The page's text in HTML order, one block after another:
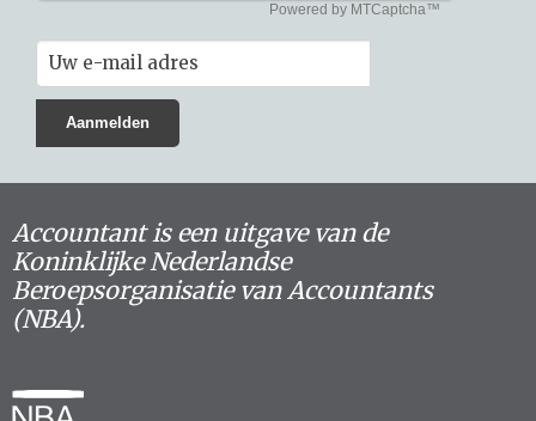
Accountant is een uitgave van de
Koninklijke Nederlandse
Beroepsorganisatie van Accountants
(NBA).